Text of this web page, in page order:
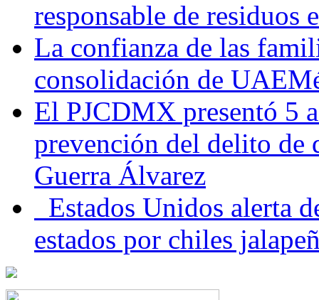
responsable de residuos
La confianza de las
consolidación de
El PJCDMX presentó 5
prevención del delito de
Guerra Álvarez
Estados Unidos alerta
estados por chiles